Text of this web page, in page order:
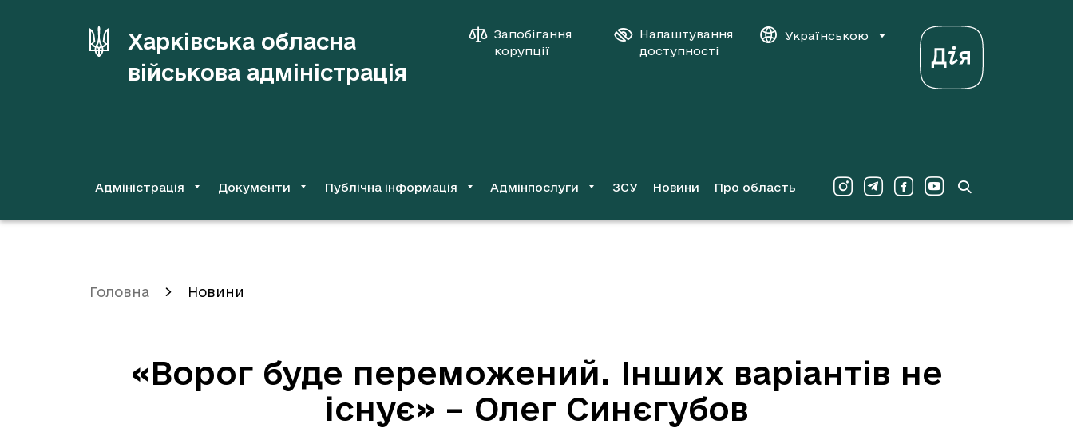
Харківська обласна
військова адміністрація
Запобігання
корупції
Налаштування
доступності
Українською
Адміністрація Документи Публічна інформація Адмінпослуги ЗСУ Новини Про область
Головна Новини
«Ворог буде переможений. Інших варіантів не
існує» – Олег Синєгубов